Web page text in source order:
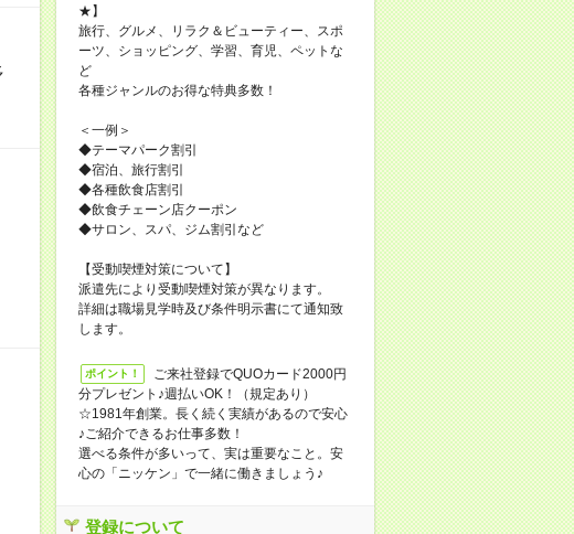
★】
旅行、グルメ、リラク＆ビューティー、スポ
ーツ、ショッピング、学習、育児、ペットな
ど
各種ジャンルのお得な特典多数！
＜一例＞
◆テーマパーク割引
◆宿泊、旅行割引
◆各種飲食店割引
◆飲食チェーン店クーポン
◆サロン、スパ、ジム割引など
【受動喫煙対策について】
派遣先により受動喫煙対策が異なります。
詳細は職場見学時及び条件明示書にて通知致
します。
ポイント！
ご来社登録でQUOカード2000円
分プレゼント♪週払いOK！（規定あり）
☆1981年創業。長く続く実績があるので安心
♪ご紹介できるお仕事多数！
選べる条件が多いって、実は重要なこと。安
心の「ニッケン」で一緒に働きましょう♪
登録について